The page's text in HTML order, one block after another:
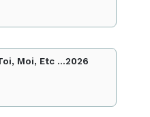
Moi, Etc ...2026